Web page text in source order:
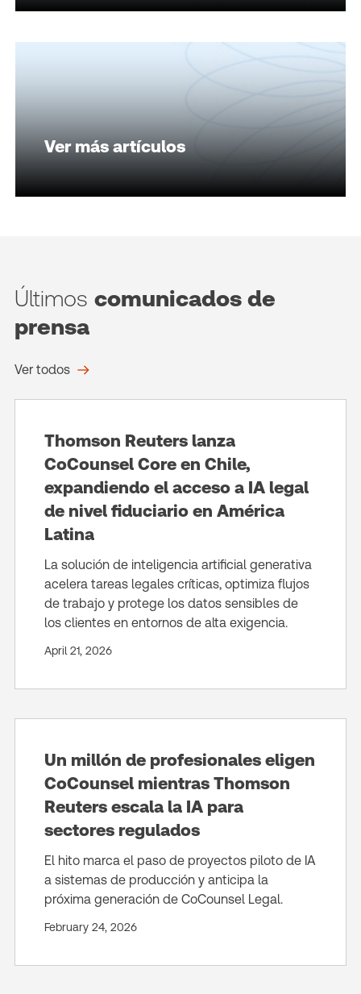
Ver más artículos
Últimos comunicados de
prensa
Ver todos
Thomson Reuters lanza
CoCounsel Core en Chile,
expandiendo el acceso a IA legal
de nivel fiduciario en América
Latina
La solución de inteligencia artificial generativa
acelera tareas legales críticas, optimiza flujos
de trabajo y protege los datos sensibles de
los clientes en entornos de alta exigencia.
April 21, 2026
Un millón de profesionales eligen
CoCounsel mientras Thomson
Reuters escala la IA para
sectores regulados
El hito marca el paso de proyectos piloto de IA
a sistemas de producción y anticipa la
próxima generación de CoCounsel Legal.
February 24, 2026